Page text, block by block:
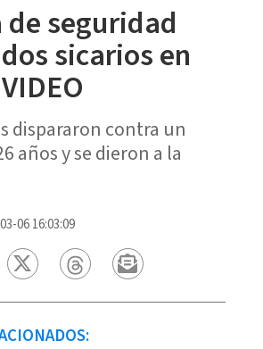
de seguridad
sicarios en
dispararon contra un
años y se dieron a la
06 16:03:09